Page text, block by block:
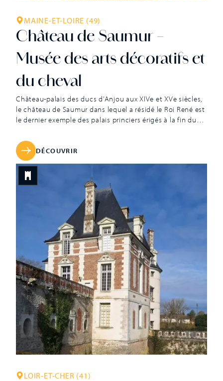
MAINE-ET-LOIRE (49)
Château de Saumur –
Musée des arts décoratifs et
du cheval
Château-palais des ducs d’Anjou aux XIVe et XVe siècles,
le château de Saumur dans lequel a résidé le Roi René est
le dernier exemple des palais princiers érigés à la fin du
gouverneurs de la ville, prison, puis dépôt d’armes et de
munitions, il est racheté […]
DÉCOUVRIR
LOIR-ET-CHER (41)